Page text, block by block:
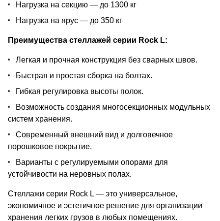
Нагрузка на секцию — до 1300 кг
Нагрузка на ярус — до 350 кг
Преимущества стеллажей серии Rock L:
Легкая и прочная конструкция без сварных швов.
Быстрая и простая сборка на болтах.
Гибкая регулировка высоты полок.
Возможность создания многосекционных модульных
систем хранения.
Современный внешний вид и долговечное
порошковое покрытие.
Варианты с регулируемыми опорами для
устойчивости на неровных полах.
Стеллажи серии Rock L — это универсальное,
экономичное и эстетичное решение для организации
хранения легких грузов в любых помещениях.